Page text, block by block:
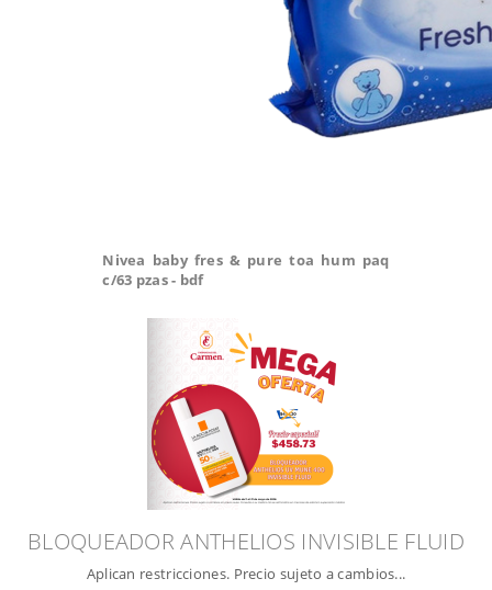
Nivea baby fres & pure toa hum paq
c/63 pzas - bdf
BLOQUEADOR ANTHELIOS INVISIBLE FLUID
Aplican restricciones. Precio sujeto a cambios...